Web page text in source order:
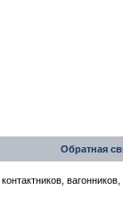
Обратная